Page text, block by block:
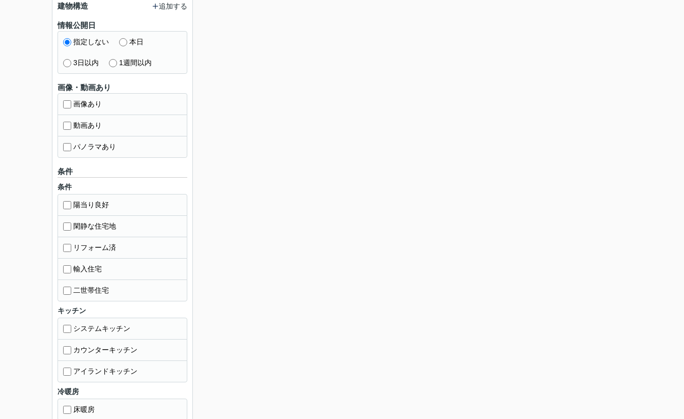
建物構造 追加する
情報公開日
指定しない 本日
3日以内 1週間以内
画像・動画あり
画像あり
動画あり
パノラマあり
条件
条件
陽当り良好
閑静な住宅地
リフォーム済
輸入住宅
二世帯住宅
キッチン
システムキッチン
カウンターキッチン
アイランドキッチン
冷暖房
床暖房